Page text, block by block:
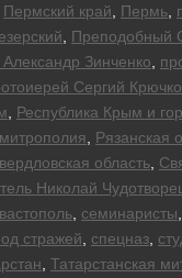
Пермский край Пермь
Преподобный
Зинченко
Сергий
Республика Крым и
Рязанская
область
Николай
семинаристы
стражей спецназ
Татарстанская